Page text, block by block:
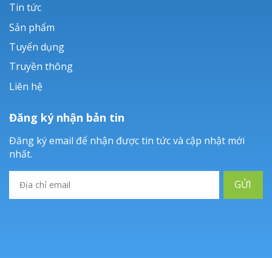
Tin tức
Sản phẩm
Tuyển dụng
Truyền thông
Liên hệ
Đăng ký nhận bản tin
Đăng ký email để nhận được tin tức và cập nhật mới
nhất.
GỬI